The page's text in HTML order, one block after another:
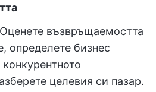
Оценете възвръщаемостта
определете бизнес
целевия си пазар.